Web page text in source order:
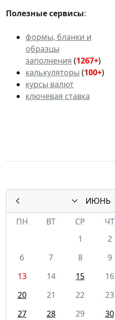
Полезные сервисы:
формы, бланки и
образцы
заполнения (1267+)
калькуляторы (100+)
курсы валют
ключевая ставка
ИЮНЬ
ПН
ВТ СР ЧТ
1
2
6
7 8 9
13
14 15 16
20
21 22 23
27
28 29 30